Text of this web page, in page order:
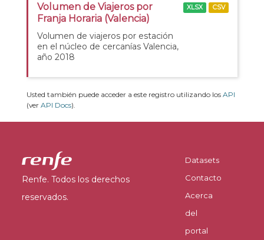
Volumen de Viajeros por
Franja Horaria (Valencia)
Volumen de viajeros por estación
en el núcleo de cercanías Valencia,
año 2018
XLSX CSV
Usted también puede acceder a este registro utilizando los API
(ver API Docs).
Renfe. Todos los derechos
reservados.
Datasets
Contacto
Acerca
del
portal